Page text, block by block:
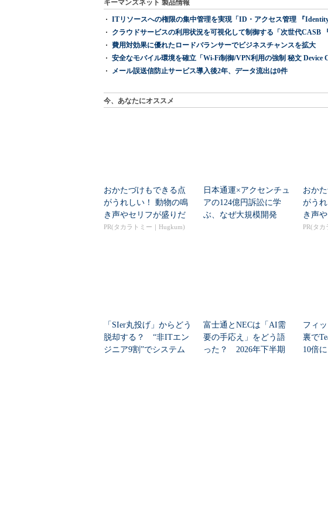
キーマンズネット 製品情報
ITリソースへの権限の集中管理を実現「ID・アクセス管理 『
クラウドサービスの利用状況を可視化して制御する「次世代CASB 『
費用対効果に優れたロードバランサーでビジネスチャンスを拡大
安全なモバイル環境を確立「Wi-Fi制御/VPN利用の強制 秘文 Device
メール誤送信防止サービス導入後2年、データ流出は0件
今、あなたにオススメ
おかたづけもできる点
がうれしい！ 動物の鳴
き声やセリフが盛りだ
くさんの「アニア ...
PR(タカラトミー｜Hugkum)
日本通運×アクセンチュ
アの124億円訴訟に学
ぶ、なぜ大規模開発
おか
がう
き声
くさ
PR(タ
「SIer丸投げ」からどう
脱却する？ “非ITエン
ジニア9割”でシステム
富士通とNECは「AI需
要の手応え」をどう語
った？ 2026年下半期
フィ
裏で
10倍